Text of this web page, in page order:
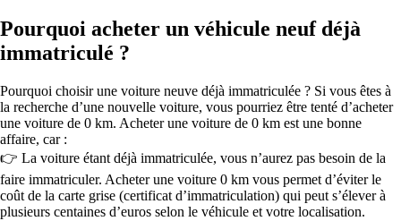
Pourquoi acheter un véhicule neuf déjà
immatriculé ?
Pourquoi choisir une voiture neuve déjà immatriculée ? Si vous êtes à
la recherche d’une nouvelle voiture, vous pourriez être tenté d’acheter
une voiture de 0 km. Acheter une voiture de 0 km est une bonne
affaire, car :
👉 La voiture étant déjà immatriculée, vous n’aurez pas besoin de la
faire immatriculer. Acheter une voiture 0 km vous permet d’éviter le
coût de la carte grise (certificat d’immatriculation) qui peut s’élever à
plusieurs centaines d’euros selon le véhicule et votre localisation.